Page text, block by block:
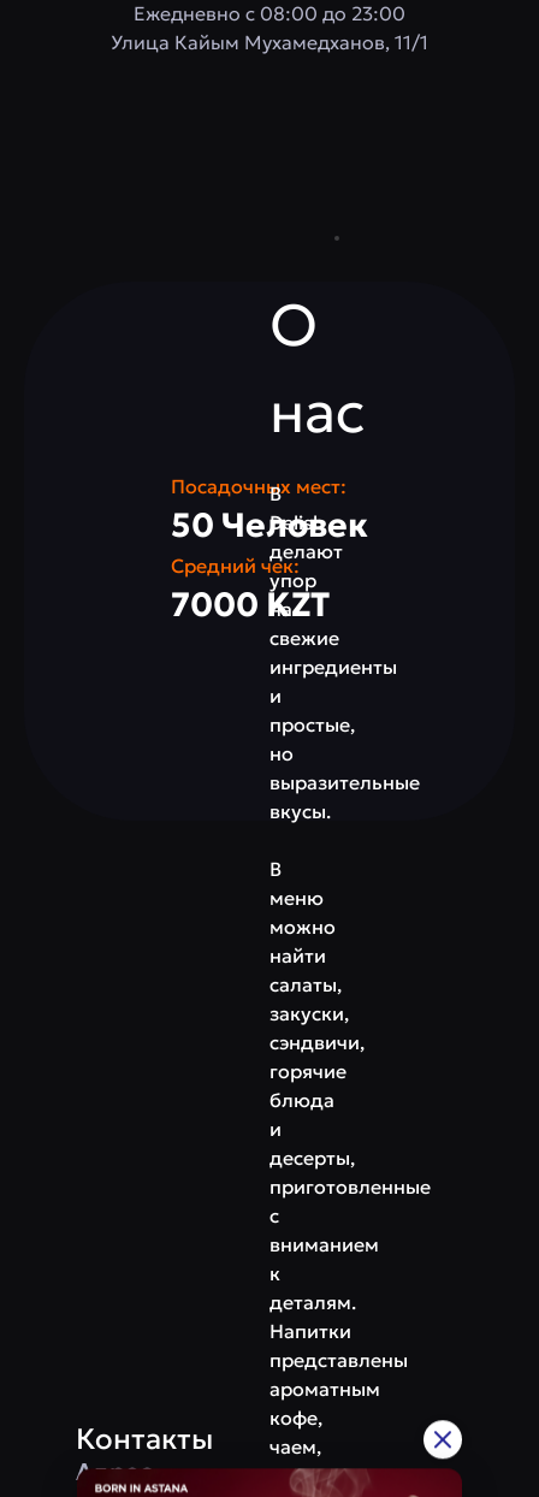
Ежедневно с 08:00 до 23:00
​Улица Кайым Мухамедханов, 11/1
О
нас
В
Delish
делают
упор
на
свежие
ингредиенты
и
простые,
но
выразительные
вкусы.
В
меню
можно
найти
салаты,
закуски,
сэндвичи,
горячие
блюда
и
десерты,
приготовленные
с
вниманием
к
деталям.
Напитки
представлены
ароматным
кофе,
чаем,
свежими
Посадочных мест:
50 Человек
Средний чек:
7000 KZT
Контакты
Адрес